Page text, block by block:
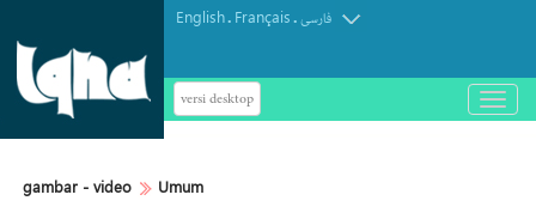
English. Français.فارسی
versi desktop
باز
و
gambar - video Umum